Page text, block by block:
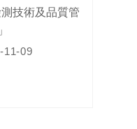
技術及品質管
11-09